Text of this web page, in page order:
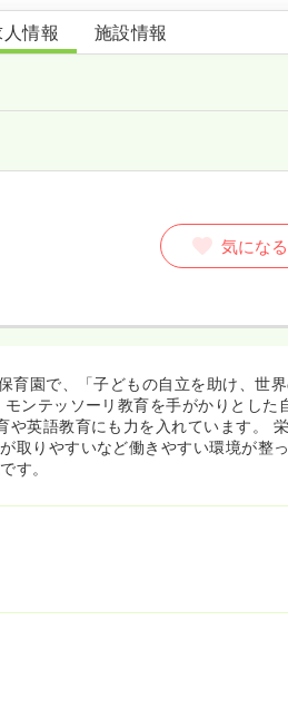
福津いくみ保育園
情報 施設情報
気になる
園で、「子どもの自立を助け、世
ンテッソーリ教育を手がかりとした
や英語教育にも力を入れています。
取りやすいなど働きやすい環境が整
す。